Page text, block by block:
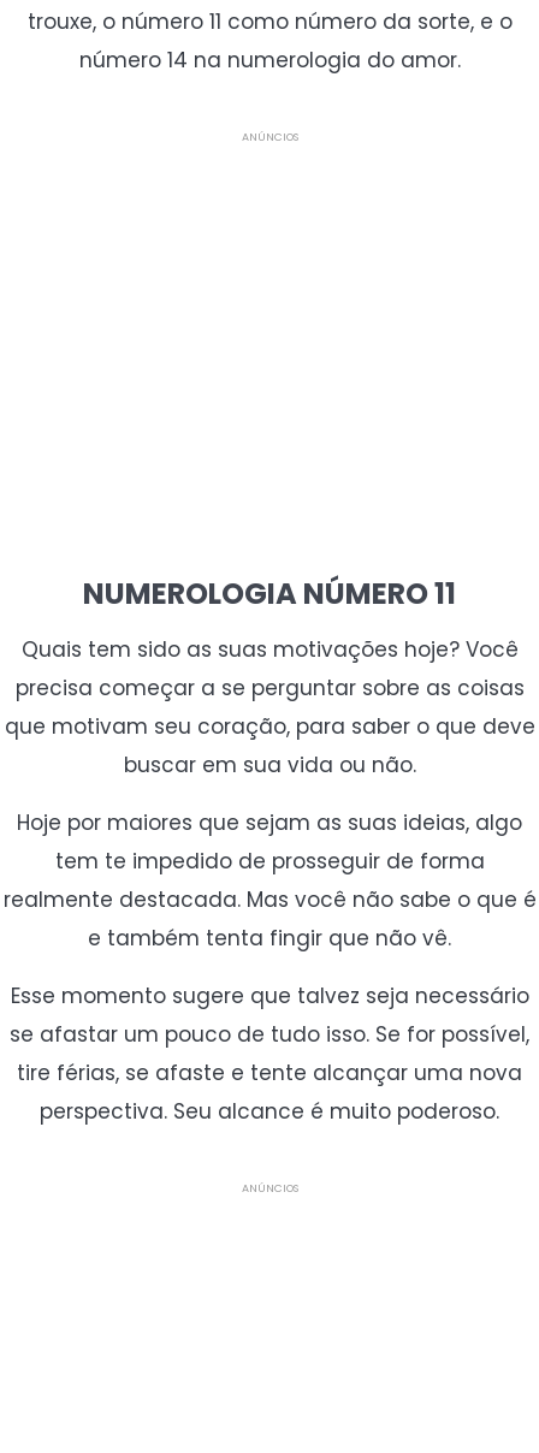
trouxe, o número 11 como número da sorte, e o
número 14 na numerologia do amor.
ANÚNCIOS
NUMEROLOGIA NÚMERO 11
Quais tem sido as suas motivações hoje? Você
precisa começar a se perguntar sobre as coisas
que motivam seu coração, para saber o que deve
buscar em sua vida ou não.
Hoje por maiores que sejam as suas ideias, algo
tem te impedido de prosseguir de forma
realmente destacada. Mas você não sabe o que é
e também tenta fingir que não vê.
Esse momento sugere que talvez seja necessário
se afastar um pouco de tudo isso. Se for possível,
tire férias, se afaste e tente alcançar uma nova
perspectiva. Seu alcance é muito poderoso.
ANÚNCIOS